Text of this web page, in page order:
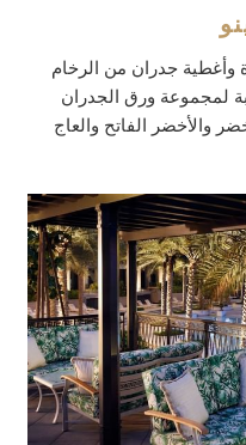
وأغطية جدران من الرخام
لمجموعة ورق الجدران
والأخضر الفاتح والعاج